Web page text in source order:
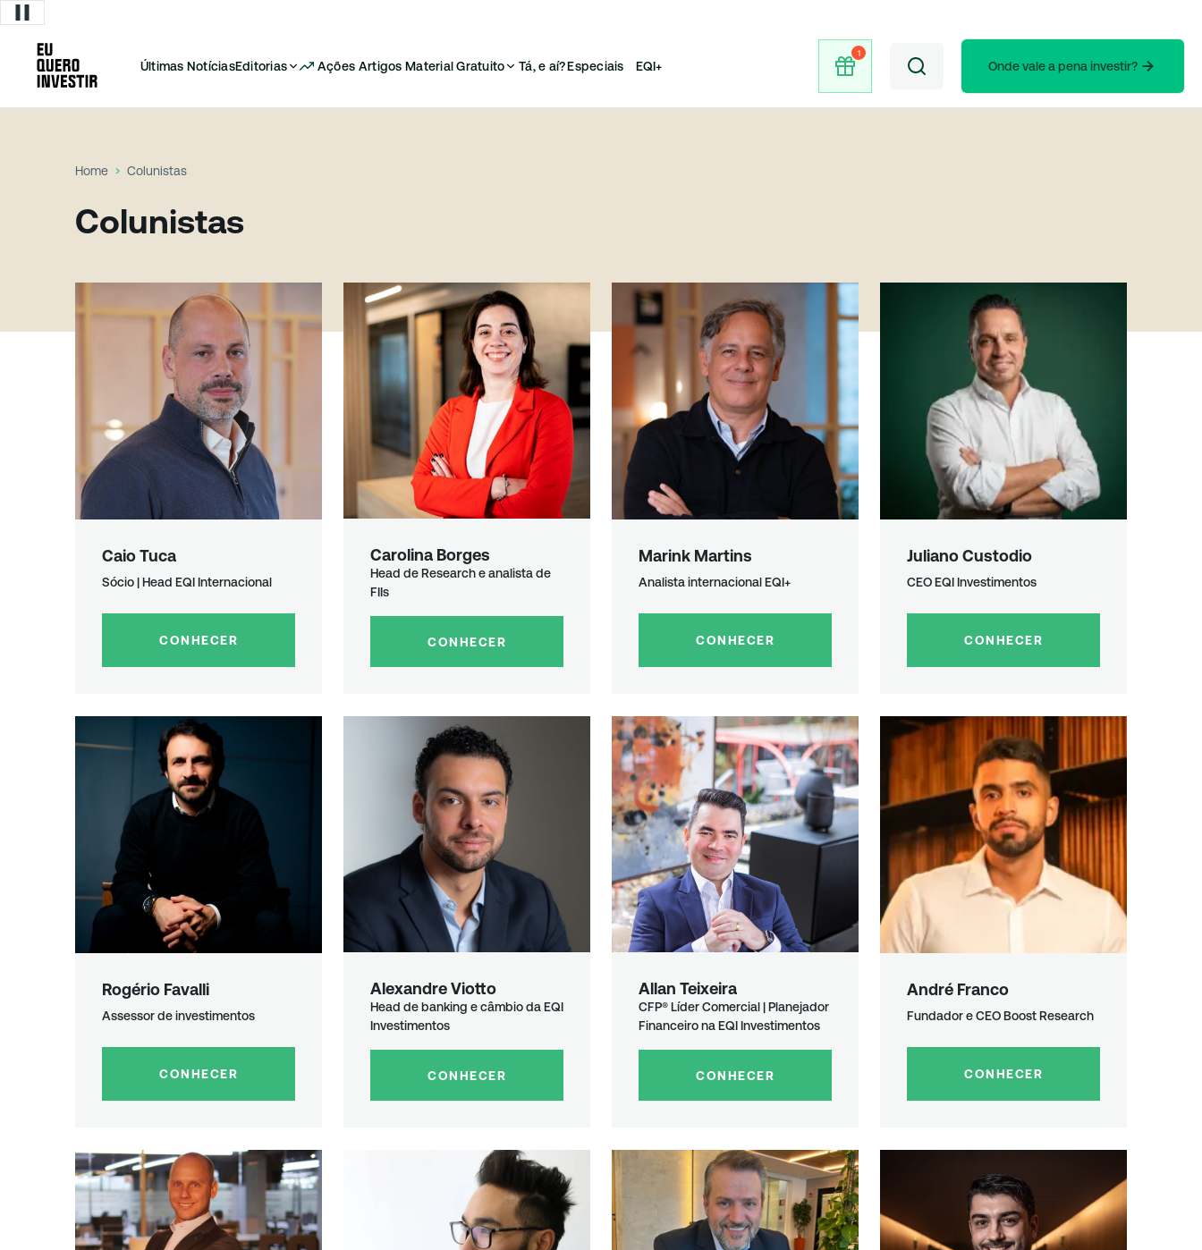
Últimas NotíciasEditorias Ações Artigos Material Gratuito Tá, e aí?Especiais EQI+ Onde vale a pena investir?
Home Colunistas
Colunistas
Caio Tuca
Sócio | Head EQI Internacional
CONHECER
Carolina Borges
Head de Research e analista de
FIIs
CONHECER
Marink Martins
Analista internacional EQI+
CONHECER
Juliano Custodio
CEO EQI Investimentos
CONHECER
Rogério Favalli
Assessor de investimentos
CONHECER
Alexandre Viotto
Head de banking e câmbio da EQI
Investimentos
CONHECER
Allan Teixeira
CFP® Líder Comercial | Planejador
Financeiro na EQI Investimentos
CONHECER
André Franco
Fundador e CEO Boost Research
CONHECER